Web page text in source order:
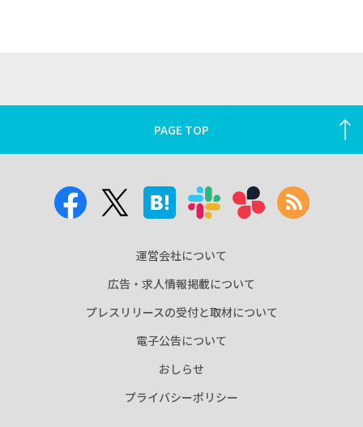
PAGE TOP
運営会社について
広告・求人情報掲載について
プレスリリースの受付と取材について
電子公告について
おしらせ
プライバシーポリシー